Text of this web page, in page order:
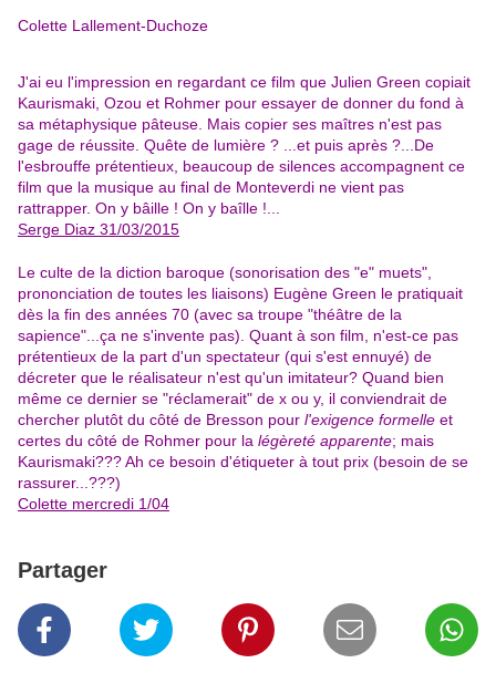
Colette Lallement-Duchoze
J'ai eu l'impression en regardant ce film que Julien Green copiait
Kaurismaki, Ozou et Rohmer pour essayer de donner du fond à
sa métaphysique pâteuse. Mais copier ses maîtres n'est pas
gage de réussite. Quête de lumière ? ...et puis après ?...De
l'esbrouffe prétentieux, beaucoup de silences accompagnent ce
film que la musique au final de Monteverdi ne vient pas
rattrapper. On y bâille ! On y baîlle !...
Serge Diaz 31/03/2015
Le culte de la diction baroque (sonorisation des "e" muets",
prononciation de toutes les liaisons) Eugène Green le pratiquait
dès la fin des années 70 (avec sa troupe "théâtre de la
sapience"...ça ne s'invente pas). Quant à son film, n'est-ce pas
prétentieux de la part d'un spectateur (qui s'est ennuyé) de
décreter que le réalisateur n'est qu'un imitateur? Quand bien
même ce dernier se "réclamerait" de x ou y, il conviendrait de
chercher plutôt du côté de Bresson pour l'exigence formelle et
certes du côté de Rohmer pour la légèreté apparente; mais
Kaurismaki??? Ah ce besoin d'étiqueter à tout prix (besoin de se
rassurer...???)
Colette mercredi 1/04
Partager